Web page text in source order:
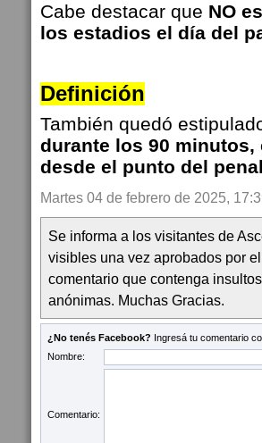
Cabe destacar que NO
los estadios el día del
Definición
También quedó
durante los 90
desde el punto del
Martes 04 de febrero de 2025,
Se informa a los visitantes de
visibles una vez aprobados por
comentario que contenga
anónimas. Muchas Gracias.
¿No tenés Facebook? Ingresá tu comentario
Nombre:
Comentario: